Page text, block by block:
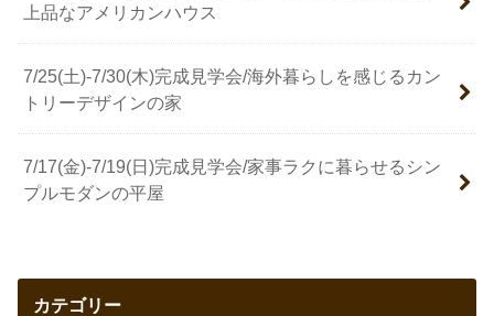
上品なアメリカンハウス
7/25(土)-7/30(木)完成見学会/海外暮らしを感じるカン
トリーデザインの家
7/17(金)-7/19(日)完成見学会/家事ラクに暮らせるシン
プルモダンの平屋
カテゴリー